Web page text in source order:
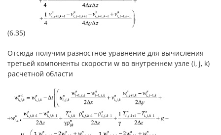
(6.35)
Отсюда получим разностное уравнение для вычисления
третьей компоненты скорости w во внутреннем узле (i, j, k)
расчетной области